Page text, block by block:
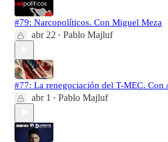
#79: Narcopolíticos. Con Miguel Meza
abr 22 • Pablo Majluf
#77: La renegociación del T-MEC. Con
abr 1 • Pablo Majluf